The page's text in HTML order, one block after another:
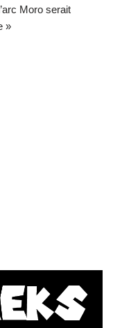
Moro serait
»